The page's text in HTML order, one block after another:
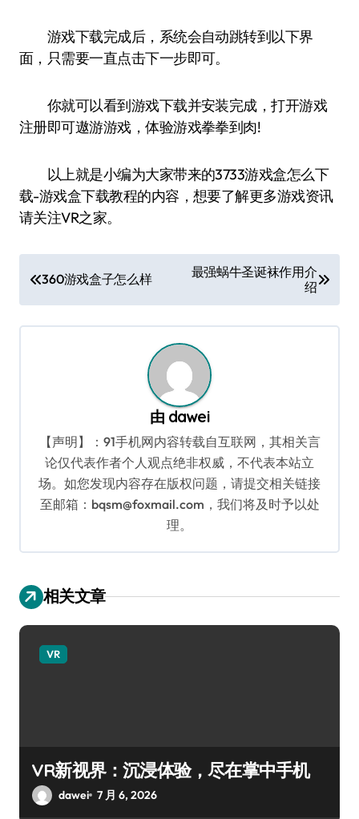
游戏下载完成后，系统会自动跳转到以下界
面，只需要一直点击下一步即可。
你就可以看到游戏下载并安装完成，打开游戏
注册即可遨游游戏，体验游戏拳拳到肉!
以上就是小编为大家带来的3733游戏盒怎么下
载-游戏盒下载教程的内容，想要了解更多游戏资讯
请关注VR之家。
章
导
360游戏盒子怎么样
最强蜗牛圣诞袜作用介
绍
由 dawei
【声明】：91手机网内容转载自互联网，其相关言
论仅代表作者个人观点绝非权威，不代表本站立
场。如您发现内容存在版权问题，请提交相关链接
至邮箱：bqsm@foxmail.com，我们将及时予以处
理。
相关文章
VR
VR新视界：沉浸体验，尽在掌中手机
dawei 7 月 6, 2026